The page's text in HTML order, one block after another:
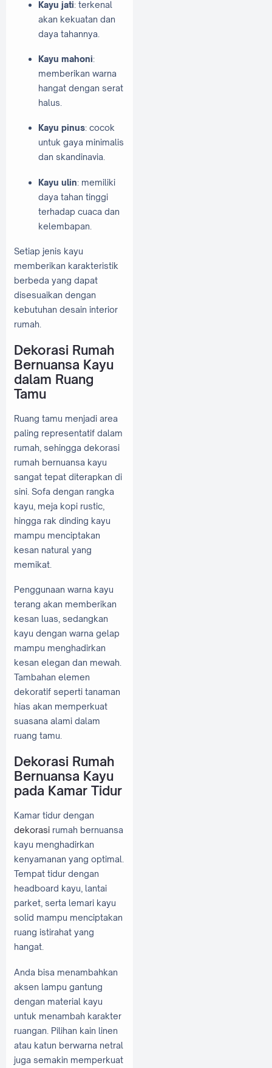
Kayu jati: terkenal
akan kekuatan dan
daya tahannya.
Kayu mahoni:
memberikan warna
hangat dengan serat
halus.
Kayu pinus: cocok
untuk gaya minimalis
dan skandinavia.
Kayu ulin: memiliki
daya tahan tinggi
terhadap cuaca dan
kelembapan.
Setiap jenis kayu
memberikan karakteristik
berbeda yang dapat
disesuaikan dengan
kebutuhan desain interior
rumah.
Dekorasi Rumah
Bernuansa Kayu
dalam Ruang
Tamu
Ruang tamu menjadi area
paling representatif dalam
rumah, sehingga dekorasi
rumah bernuansa kayu
sangat tepat diterapkan di
sini. Sofa dengan rangka
kayu, meja kopi rustic,
hingga rak dinding kayu
mampu menciptakan
kesan natural yang
memikat.
Penggunaan warna kayu
terang akan memberikan
kesan luas, sedangkan
kayu dengan warna gelap
mampu menghadirkan
kesan elegan dan mewah.
Tambahan elemen
dekoratif seperti tanaman
hias akan memperkuat
suasana alami dalam
ruang tamu.
Dekorasi Rumah
Bernuansa Kayu
pada Kamar Tidur
Kamar tidur dengan
dekorasi rumah bernuansa
kayu menghadirkan
kenyamanan yang optimal.
Tempat tidur dengan
headboard kayu, lantai
parket, serta lemari kayu
solid mampu menciptakan
ruang istirahat yang
hangat.
Anda bisa menambahkan
aksen lampu gantung
dengan material kayu
untuk menambah karakter
ruangan. Pilihan kain linen
atau katun berwarna netral
juga semakin memperkuat